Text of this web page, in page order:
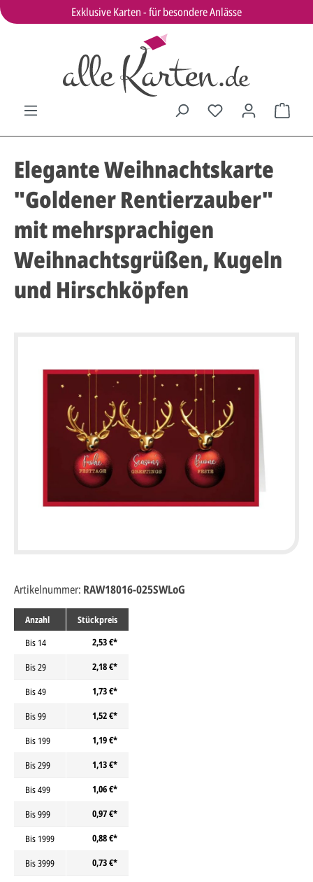
Exklusive Karten - für besondere Anlässe
Elegante Weihnachtskarte
"Goldener Rentierzauber"
mit mehrsprachigen
Weihnachtsgrüßen, Kugeln
und Hirschköpfen
Anzahl
Stückpreis
Bis 14
2,53 €*
Bis29
2,18 €*
Bis49
1,73 €*
Bis99
1,52 €*
Bis 199
1,19 €*
Bis299
1,13 €*
Bis499
1,06 €*
Bis999
0,97 €*
Bis 1999
0,88 €*
Bis3999
0,73 €*
Artikelnummer: RAW18016-025SWLoG